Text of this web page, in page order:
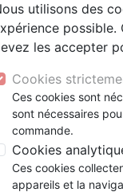
courant
société, politique
adoration, louange
santé
ans
jeunes
hop
vraies,
cadeaux
vers l'horizon
utilisons des
possible.
les accepter
Cookies
Ces cookies sont
sont nécessaires
commande.
Cookies
Ces cookies
appareils et la